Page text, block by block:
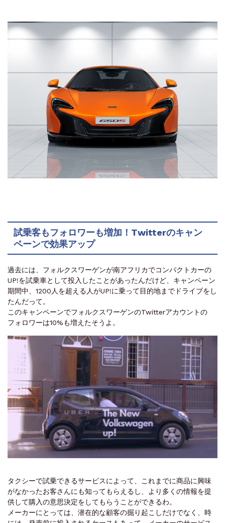
試乗客もフォロワーも増加！Twitterのキャン
ペーンで効果アップ
過去には、フォルクスワーゲンが南アフリカでコンパクトカーの
UP!を試乗車として投入したことがあったんだけど、キャンペーン
期間中、1200人を超える人がUP!に乗って目的地までドライブをし
たんだって。
このキャンペーンでフォルクスワーゲンのTwitterアカウントの
フォロワーは10%も増えたそうよ。
タクシーで試乗できるサービスによって、これまでに商品に興味
がなかったお客さんにも知ってもらえるし、より多くの情報を提
供して購入の意思決定をしてもらうことができるわ。
メーカーにとっては、潜在的な顧客の掘り起こしだけでなく、時